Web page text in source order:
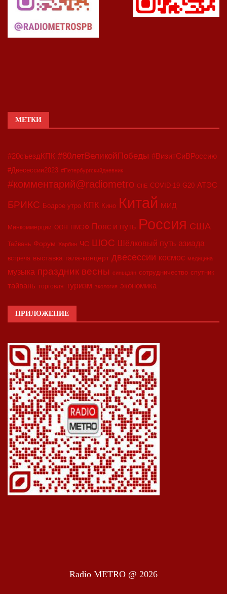
МЕТКИ
#20съездКПК #80летВеликойПобеды #ВизитСиВРоссию
#Двесессии2023 #Петербургскийдневник
#комментарий@radiometro CIIE COVID-19 G20 АТЭС
БРИКС Бодрое утро КПК Кино Китай МИД
Минкоммерции ООН ПМЭФ Пояс и путь Россия США
Тайвань Форум Харбин ЧС ШОС Шёлковый путь азиада
встреча выставка гала-концерт двесессии космос медицина
музыка праздник весны синьцзян сотрудничество спутник
тайвань торговля туризм экология экономика
ПРИЛОЖЕНИЕ
Radio METRO @ 2026